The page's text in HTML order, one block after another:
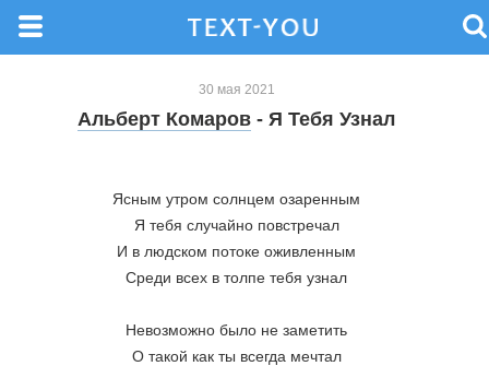
30 мая 2021
Альберт Комаров - Я Тебя Узнал
Ясным утром солнцем озаренным
Я тебя случайно повстречал
И в людском потоке оживленным
Среди всех в толпе тебя узнал
Невозможно было не заметить
О такой как ты всегда мечтал